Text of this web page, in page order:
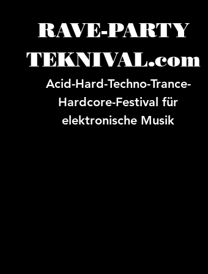
RAVE-PARTY
TEKNIVAL.com
Acid-Hard-Techno-Trance-
Hardcore-Festival für
elektronische Musik